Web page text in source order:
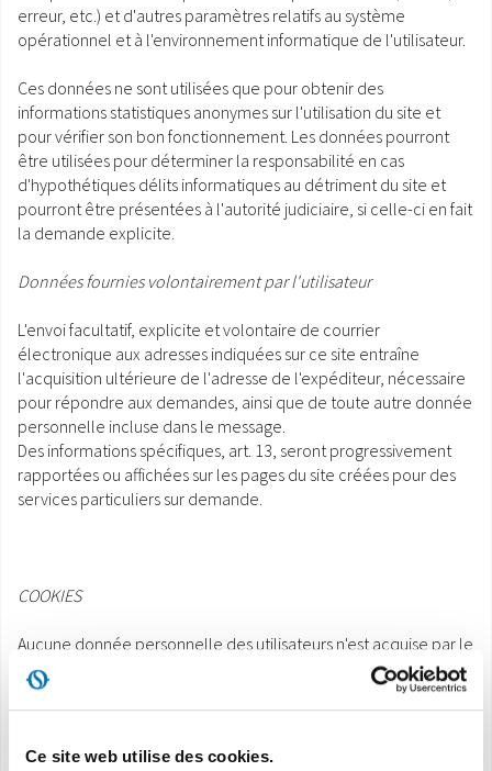
Ce site web utilise des cookies.
erreur, etc.) et d'autres paramètres relatifs au système
opérationnel et à l'environnement informatique de l'utilisateur.
Ces données ne sont utilisées que pour obtenir des
informations statistiques anonymes sur l'utilisation du site et
pour vérifier son bon fonctionnement. Les données pourront
être utilisées pour déterminer la responsabilité en cas
d'hypothétiques délits informatiques au détriment du site et
pourront être présentées à l'autorité judiciaire, si celle-ci en fait
la demande explicite.
Données fournies volontairement par l'utilisateur
L'envoi facultatif, explicite et volontaire de courrier
électronique aux adresses indiquées sur ce site entraîne
l'acquisition ultérieure de l'adresse de l'expéditeur, nécessaire
pour répondre aux demandes, ainsi que de toute autre donnée
personnelle incluse dans le message.
Des informations spécifiques, art. 13, seront progressivement
rapportées ou affichées sur les pages du site créées pour des
services particuliers sur demande.
COOKIES
Aucune donnée personnelle des utilisateurs n'est acquise par le
site.
Les cookies ne sont pas utilisés pour la transmission
d'informations personnelles, tout comme les systèmes ne sont
L'utilisation de cookies est strictement limitée à la transmission